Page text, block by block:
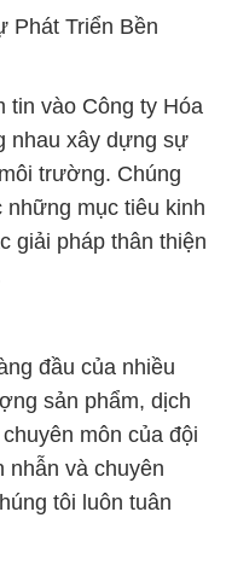
Phát Triển Bền
tin vào Công ty Hóa
nhau xây dựng sự
trường. Chúng
mục tiêu kinh
giải pháp thân thiện
đầu của nhiều
sản phẩm, dịch
môn của đội
nhẫn và chuyên
tôi luôn tuân